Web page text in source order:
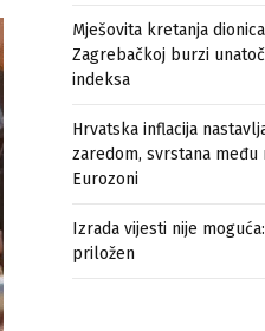
Mješovita kretanja
Zagrebačkoj burzi
indeksa
Hrvatska inflacija
zaredom, svrstana među
Eurozoni
Izrada vijesti nije
priložen